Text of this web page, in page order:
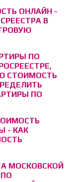
ОНЛАЙН -
В
ПО
СТОИМОСТЬ
ПО
- КАК
МОСКОВСКОЙ